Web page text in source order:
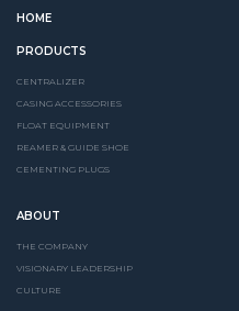
HOME
PRODUCTS
CENTRALIZER
CASING ACCESSORIES
FLOAT EQUIPMENT
REAMER & GUIDE SHOE
CEMENTING PLUGS
ABOUT
THE COMPANY
VISIONARY LEADERSHIP
CULTURE